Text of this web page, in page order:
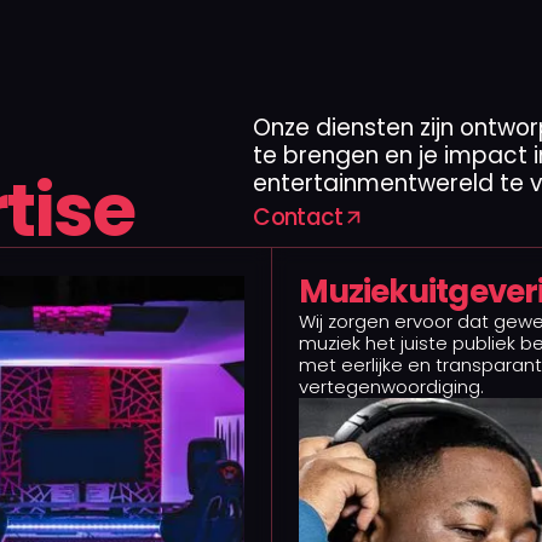
Onze diensten zijn
te brengen en je impact
entertainmentwereld te
Contact
Wij zorgen ervoor dat
muziek het juiste publiek
met eerlijke en
vertegenwoordiging.